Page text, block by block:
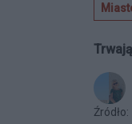
Źródło: